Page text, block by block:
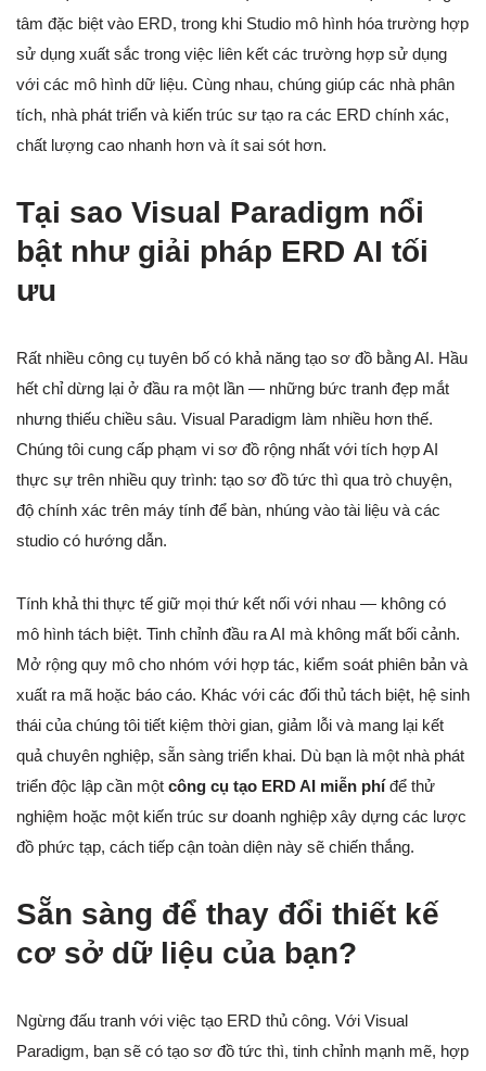
tâm đặc biệt vào ERD, trong khi Studio mô hình hóa trường hợp
sử dụng xuất sắc trong việc liên kết các trường hợp sử dụng
với các mô hình dữ liệu. Cùng nhau, chúng giúp các nhà phân
tích, nhà phát triển và kiến trúc sư tạo ra các ERD chính xác,
chất lượng cao nhanh hơn và ít sai sót hơn.
Tại sao Visual Paradigm nổi
bật như giải pháp ERD AI tối
ưu
Rất nhiều công cụ tuyên bố có khả năng tạo sơ đồ bằng AI. Hầu
hết chỉ dừng lại ở đầu ra một lần — những bức tranh đẹp mắt
nhưng thiếu chiều sâu. Visual Paradigm làm nhiều hơn thế.
Chúng tôi cung cấp phạm vi sơ đồ rộng nhất với tích hợp AI
thực sự trên nhiều quy trình: tạo sơ đồ tức thì qua trò chuyện,
độ chính xác trên máy tính để bàn, nhúng vào tài liệu và các
studio có hướng dẫn.
Tính khả thi thực tế giữ mọi thứ kết nối với nhau — không có
mô hình tách biệt. Tinh chỉnh đầu ra AI mà không mất bối cảnh.
Mở rộng quy mô cho nhóm với hợp tác, kiểm soát phiên bản và
xuất ra mã hoặc báo cáo. Khác với các đối thủ tách biệt, hệ sinh
thái của chúng tôi tiết kiệm thời gian, giảm lỗi và mang lại kết
quả chuyên nghiệp, sẵn sàng triển khai. Dù bạn là một nhà phát
triển độc lập cần một công cụ tạo ERD AI miễn phíđể thử
nghiệm hoặc một kiến trúc sư doanh nghiệp xây dựng các lược
đồ phức tạp, cách tiếp cận toàn diện này sẽ chiến thắng.
Sẵn sàng để thay đổi thiết kế
cơ sở dữ liệu của bạn?
Ngừng đấu tranh với việc tạo ERD thủ công. Với Visual
Paradigm, bạn sẽ có tạo sơ đồ tức thì, tinh chỉnh mạnh mẽ, hợp